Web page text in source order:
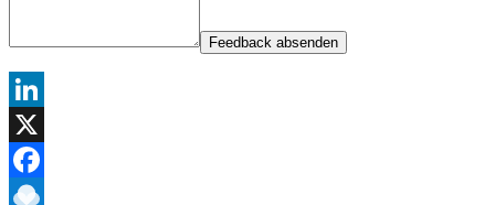
Feedback absenden
LinkedIn
X
Facebook